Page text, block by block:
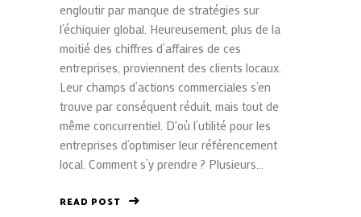
engloutir par manque de stratégies sur
l’échiquier global. Heureusement, plus de la
moitié des chiffres d’affaires de ces
entreprises, proviennent des clients locaux.
Leur champs d’actions commerciales s’en
trouve par conséquent réduit, mais tout de
même concurrentiel. D'où l’utilité pour les
entreprises d’optimiser leur référencement
local. Comment s’y prendre ? Plusieurs...
READ POST